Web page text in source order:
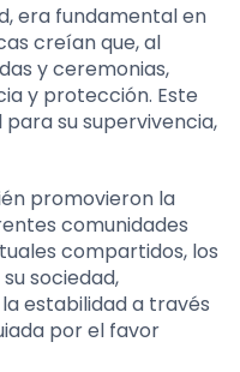
era fundamental en
creían que, al
y ceremonias,
y protección. Este
su supervivencia,
promovieron la
comunidades
compartidos, los
sociedad,
estabilidad a través
por el favor